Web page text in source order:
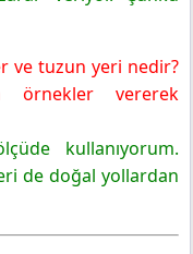
ve tuzun yeri nedir?
örnekler vererek
kullanıyorum.
de doğal yollardan